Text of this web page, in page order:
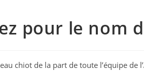
pour le nom
chiot de la part de toute l’équipe de